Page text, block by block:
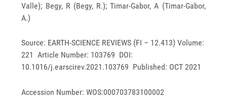
Valle); Begy, R (Begy, R.); Timar-Gabor, A (Timar-Gabor,
A.)
Source: EARTH-SCIENCE REVIEWS (FI – 12.413) Volume:
221 Article Number: 103769 DOI:
10.1016/j.earscirev.2021.103769 Published: OCT 2021
Accession Number: WOS:000703783100002